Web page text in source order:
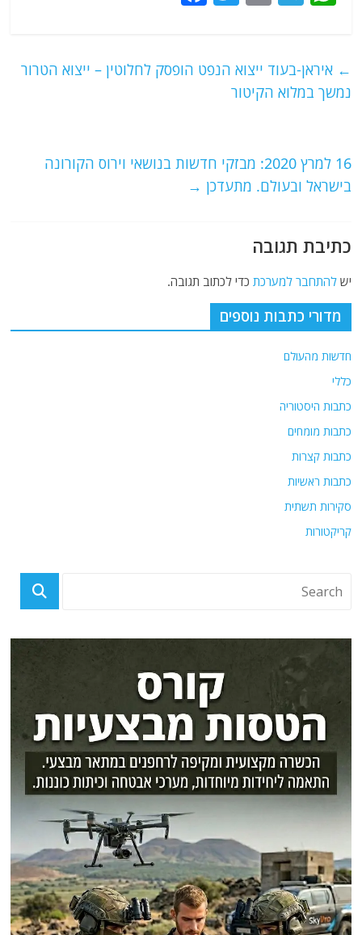
h
s
A
el
g
ra
m
l
w
er
e
k
← איראן-בעוד ייצוא הנפט הופסק לחלוטין – ייצוא הטרור
נמשך במלוא הקיטור
16 למרץ 2020: מבזקי חדשות בנושאי וירוס הקורונה
בישראל ובעולם. מתעדכן →
כתיבת תגובה
ישלהתחבר למערכת כדי לכתוב תגובה.
מדורי כתבות נוספים
חדשות מהעולם
כללי
כתבות היסטוריה
כתבות מומחים
כתבות קצרות
כתבות ראשיות
סקירות תשתית
קריקטורות